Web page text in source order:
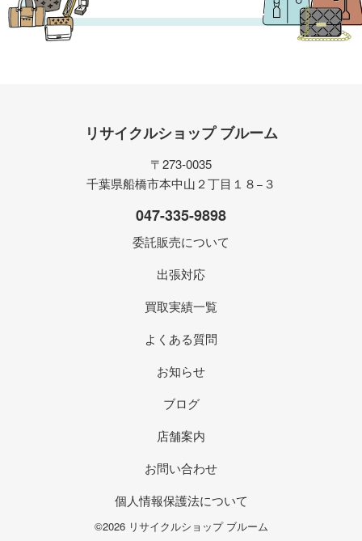
リサイクルショップ ブルーム
〒273-0035
千葉県船橋市本中山２丁目１８−３
047-335-9898
委託販売について
出張対応
買取実績一覧
よくある質問
お知らせ
ブログ
店舗案内
お問い合わせ
個人情報保護法について
©2026 リサイクルショップ ブルーム